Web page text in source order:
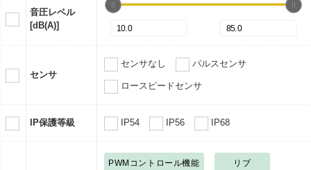
音圧レベル
[dB(A)]
センサ
センサなし パルスセンサ
ロースピードセンサ
IP保護等級 IP54 IP56 IP68
PWMコントロール機能 リブ